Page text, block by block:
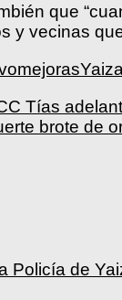
que
y vecinas
mejorasYaiza
Tías
brote de
Policía de